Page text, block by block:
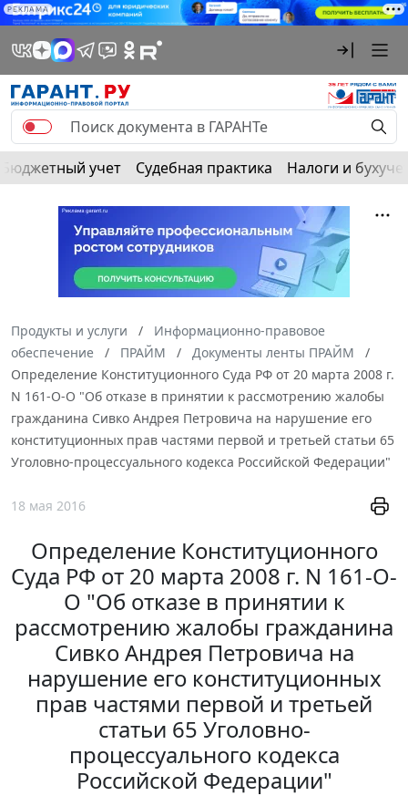
РЕКЛАМА
Бюджетный учет Судебная практика Налоги и
Продукты и услуги
Информационно-правовое
обеспечение
ПРАЙМ
Документы ленты ПРАЙМ
Определение Конституционного Суда РФ от 20 марта 2008 г.
N 161-О-О "Об отказе в принятии к рассмотрению жалобы
гражданина Сивко Андрея Петровича на нарушение его
конституционных прав частями первой и третьей статьи 65
Уголовно-процессуального кодекса Российской Федерации"
18 мая 2016
Определение Конституционного
Суда РФ от 20 марта 2008 г. N 161-О-
О "Об отказе в принятии к
рассмотрению жалобы гражданина
Сивко Андрея Петровича на
нарушение его конституционных
прав частями первой и третьей
статьи 65 Уголовно-
процессуального кодекса
Российской Федерации"